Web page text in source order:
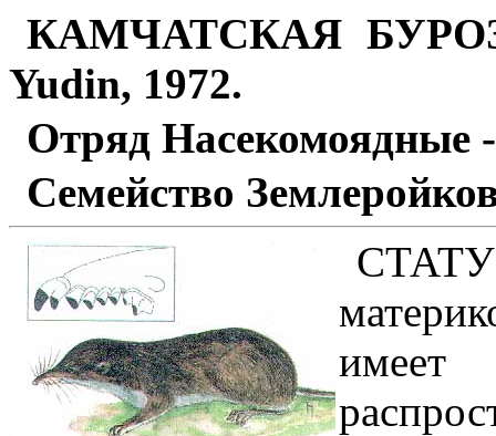
КАМЧАТСКАЯ
Yudin, 1972.
Отряд Насекомоядные
Семейство
имеет